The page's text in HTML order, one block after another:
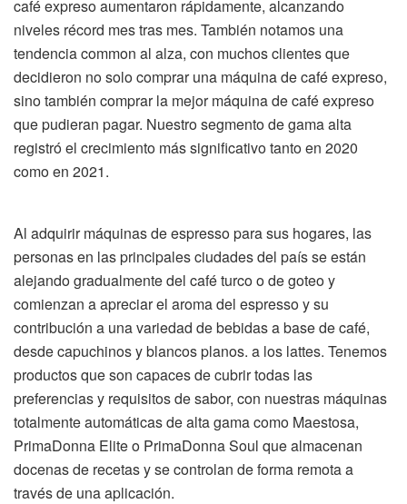
café expreso aumentaron rápidamente, alcanzando
niveles récord mes tras mes. También notamos una
tendencia common al alza, con muchos clientes que
decidieron no solo comprar una máquina de café expreso,
sino también comprar la mejor máquina de café expreso
que pudieran pagar. Nuestro segmento de gama alta
registró el crecimiento más significativo tanto en 2020
como en 2021.
Al adquirir máquinas de espresso para sus hogares, las
personas en las principales ciudades del país se están
alejando gradualmente del café turco o de goteo y
comienzan a apreciar el aroma del espresso y su
contribución a una variedad de bebidas a base de café,
desde capuchinos y blancos planos. a los lattes. Tenemos
productos que son capaces de cubrir todas las
preferencias y requisitos de sabor, con nuestras máquinas
totalmente automáticas de alta gama como Maestosa,
PrimaDonna Elite o PrimaDonna Soul que almacenan
docenas de recetas y se controlan de forma remota a
través de una aplicación.